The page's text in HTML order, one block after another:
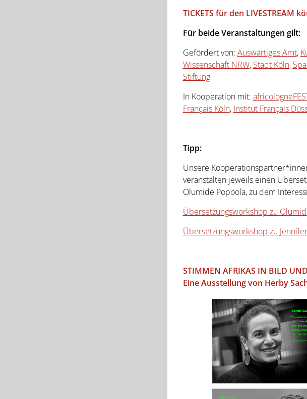
TICKETS für den LIVESTREAM
Für beide Veranstaltungen gilt:
Gefördert von: Auswärtiges Amt,
Wissenschaft NRW, Stadt Köln,
Stiftung
In Kooperation mit:
Français Köln, Institut Français
Tipp:
Unsere
veranstalten jeweils einen
Olumide Popoola, zu dem
Übersetzungsworkshop zu
Übersetzungsworkshop zu
STIMMEN AFRIKAS IN BILD
Eine Ausstellung von Herby